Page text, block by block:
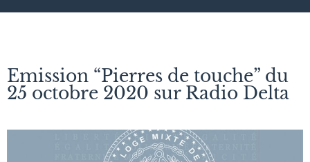
Emission “Pierres de touche” du
25 octobre 2020 sur Radio Delta